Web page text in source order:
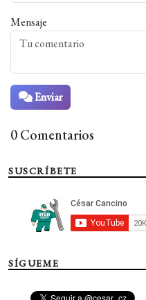
Mensaje
Enviar
0 Comentarios
SUSCRÍBETE
SÍGUEME